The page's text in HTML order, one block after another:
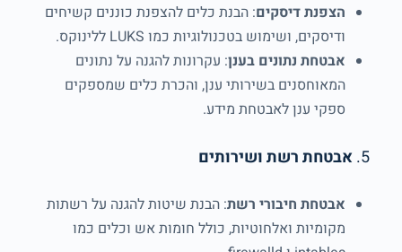
הצפנת דיסקים: הבנת כלים להצפנת כוננים קשיחים
ודיסקים, ושימוש בטכנולוגיות כמו LUKS ללינוקס.
אבטחת נתונים בענן: עקרונות להגנה על נתונים
המאוחסנים בשירותי ענן, והכרת כלים שמספקים
ספקי ענן לאבטחת מידע.
5. אבטחת רשת ושירותים
אבטחת חיבורי רשת: הבנת שיטות להגנה על רשתות
מקומיות ואלחוטיות, כולל חומות אש וכלים כמו